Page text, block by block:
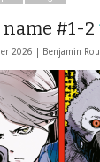
name #1-2
2026 | Benjamin